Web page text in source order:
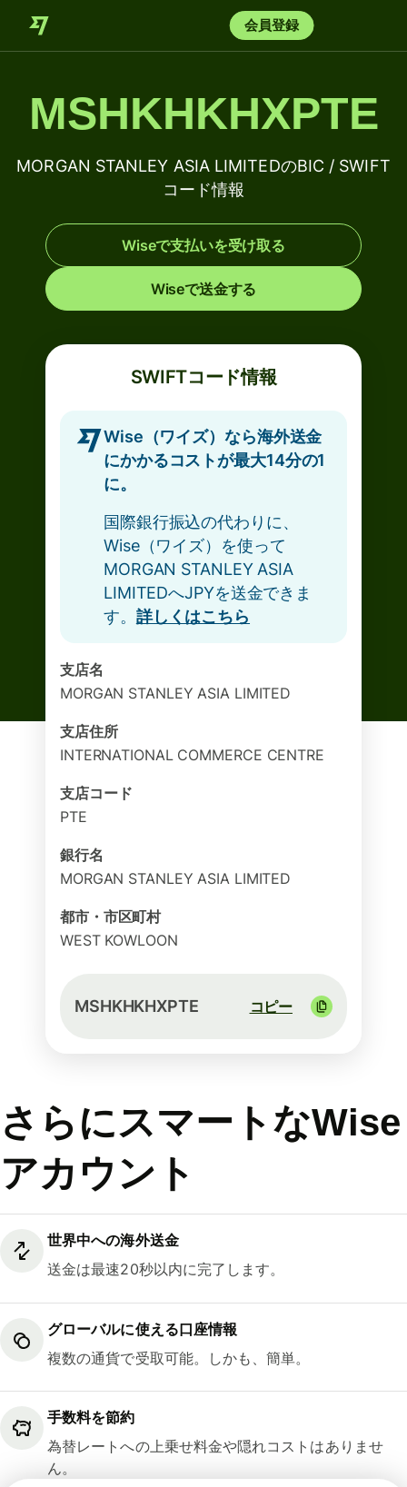
会員登録
MSHKHKHXPTE
MORGAN STANLEY ASIA LIMITEDのBIC / SWIFT
コード情報
Wiseで支払いを受け取る
Wiseで送金する
SWIFTコード情報
Wise（ワイズ）なら海外送金
にかかるコストが最大14分の1
に。
国際銀行振込の代わりに、
Wise（ワイズ）を使って
MORGAN STANLEY ASIA
LIMITEDへJPYを送金できま
す。 詳しくはこちら
支店名
MORGAN STANLEY ASIA LIMITED
支店住所
INTERNATIONAL COMMERCE CENTRE
支店コード
PTE
銀行名
MORGAN STANLEY ASIA LIMITED
都市・市区町村
WEST KOWLOON
MSHKHKHXPTE コピー
さらにスマートなWise
アカウント
世界中への海外送金
送金は最速20秒以内に完了します。
グローバルに使える口座情報
複数の通貨で受取可能。しかも、簡単。
手数料を節約
為替レートへの上乗せ料金や隠れコストはありませ
ん。